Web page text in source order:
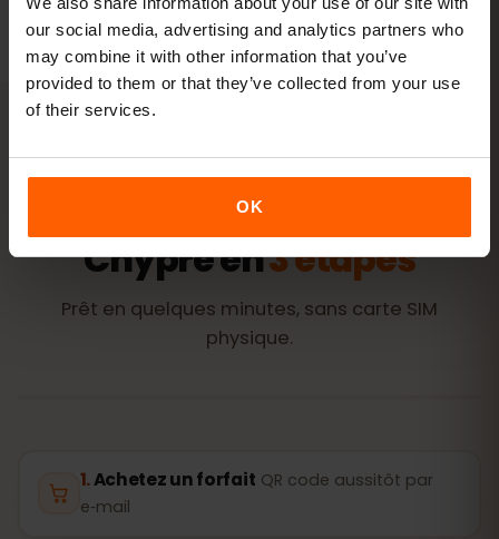
our social media, advertising and analytics partners who
may combine it with other information that you’ve
provided to them or that they’ve collected from your use
of their services.
OK
ACTIVATION
Activez votre eSIM pour
Chypre en3 étapes
Prêt en quelques minutes, sans carte SIM
physique.
Achetez un forfait QR code aussitôt par
e‑mail